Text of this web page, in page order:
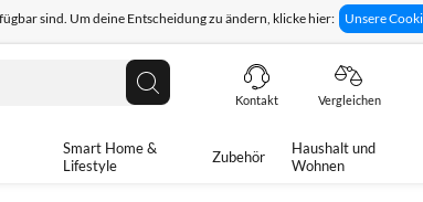
sind. Um deine Entscheidung zu ändern, klicke hier: Unsere
14-tägiges Rückgaberecht
Suche
Kontakt Vergleichen
Smart Home &
Lifestyle
Zubehör
Haushalt und
Wohnen